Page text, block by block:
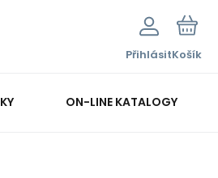
PřihlásitKošík
ON-LINE KATALOGY